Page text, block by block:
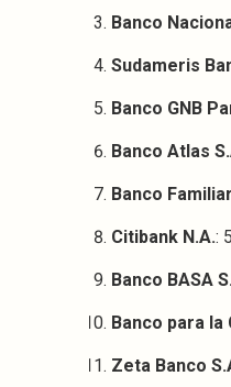
Banco
Sudameris
Banco GNB
Banco Atlas
Banco
Citibank N.A.:
Banco BASA
Banco para
Zeta Banco